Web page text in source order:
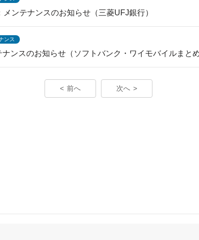
ンテナンスのお知らせ（三菱UFJ銀行）
ンス
ンスのお知らせ（ソフトバンク・ワイモバイルまとめ
前へ 次へ